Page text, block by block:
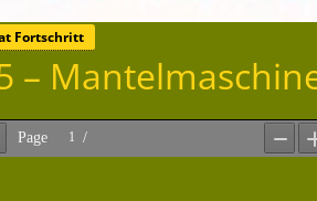
Fortschritt
–